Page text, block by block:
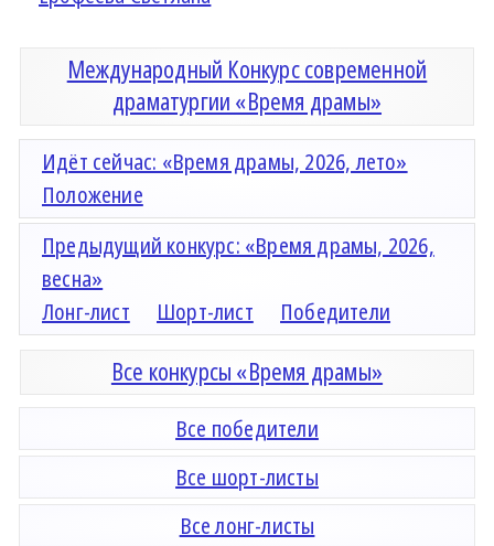
Международный Конкурс современной
драматургии «Время драмы»
Идёт сейчас: «Время драмы, 2026, лето»
Положение
Предыдущий конкурс: «Время драмы, 2026,
весна»
Лонг-лист
Шорт-лист Победители
Все конкурсы «Время драмы»
Все победители
Все шорт-листы
Все лонг-листы